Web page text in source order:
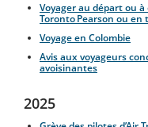
Voyager au départ ou
Toronto Pearson ou
Voyage en Colombie
Avis aux voyageurs
avoisinantes
2025